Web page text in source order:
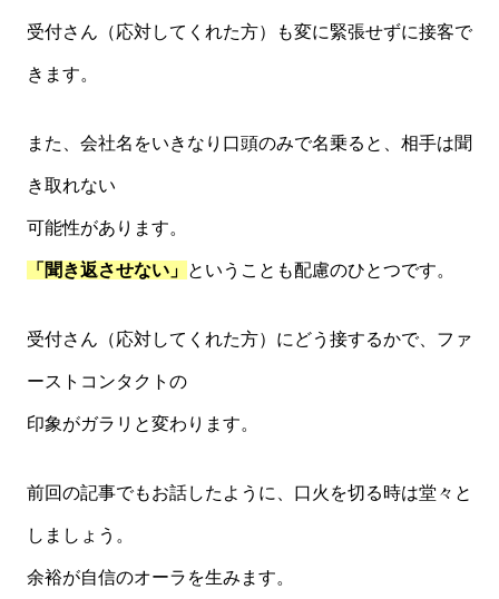
受付さん（応対してくれた方）も変に緊張せずに接客で
きます。
また、会社名をいきなり口頭のみで名乗ると、相手は聞
き取れない
可能性があります。
「聞き返させない」 ということも配慮のひとつです。
受付さん（応対してくれた方）にどう接するかで、ファ
ーストコンタクトの
印象がガラリと変わります。
前回の記事でもお話したように、口火を切る時は堂々と
しましょう。
余裕が自信のオーラを生みます。